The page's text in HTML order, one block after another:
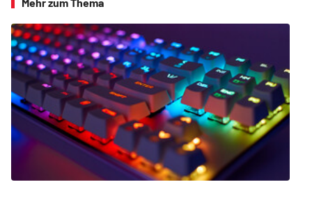
Mehr zum Thema